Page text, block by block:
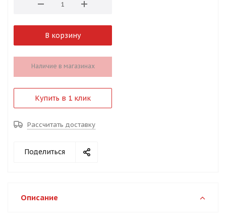
В корзину
Наличие в магазинах
Купить в 1 клик
Рассчитать доставку
Поделиться
Описание